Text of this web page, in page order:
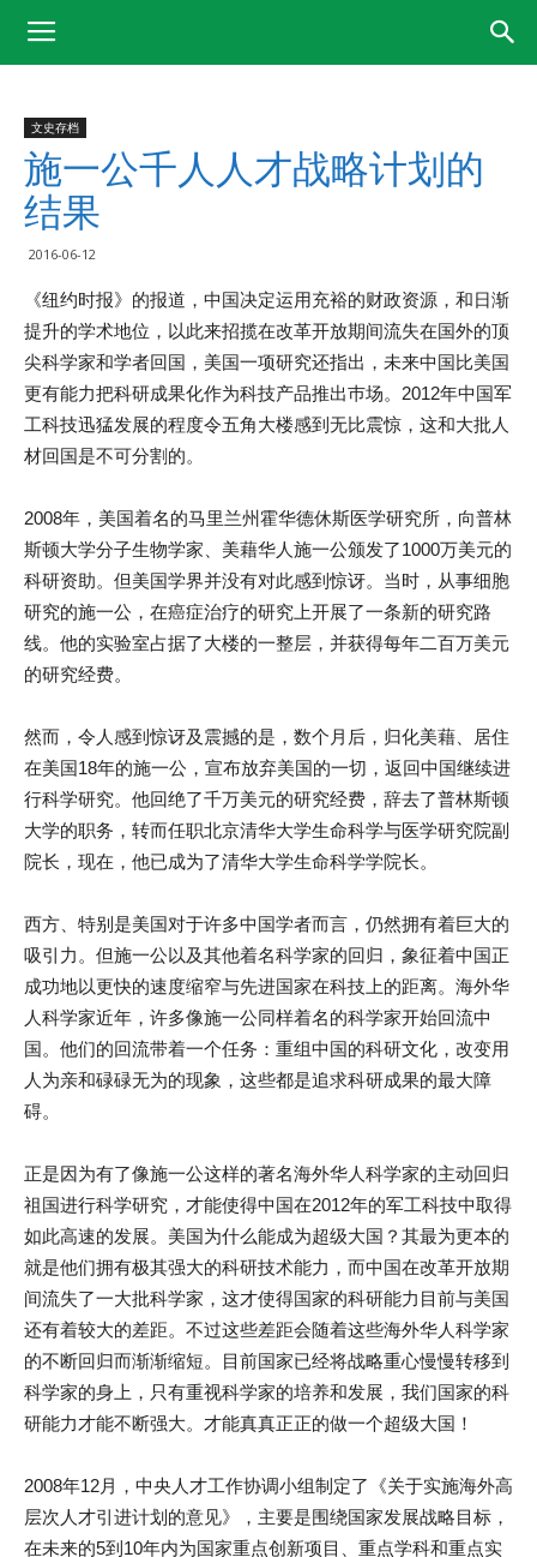
文史存档
施一公千人人才战略计划的
结果
2016-06-12
《纽约时报》的报道，中国决定运用充裕的财政资源，和日渐
提升的学术地位，以此来招揽在改革开放期间流失在国外的顶
尖科学家和学者回国，美国一项研究还指出，未来中国比美国
更有能力把科研成果化作为科技产品推出巿场。2012年中国军
工科技迅猛发展的程度令五角大楼感到无比震惊，这和大批人
材回国是不可分割的。
2008年，美国着名的马里兰州霍华德休斯医学研究所，向普林
斯顿大学分子生物学家、美藉华人施一公颁发了1000万美元的
科研资助。但美国学界并没有对此感到惊讶。当时，从事细胞
研究的施一公，在癌症治疗的研究上开展了一条新的研究路
线。他的实验室占据了大楼的一整层，并获得每年二百万美元
的研究经费。
然而，令人感到惊讶及震撼的是，数个月后，归化美藉、居住
在美国18年的施一公，宣布放弃美国的一切，返回中国继续进
行科学研究。他回绝了千万美元的研究经费，辞去了普林斯顿
大学的职务，转而任职北京清华大学生命科学与医学研究院副
院长，现在，他已成为了清华大学生命科学学院长。
西方、特别是美国对于许多中国学者而言，仍然拥有着巨大的
吸引力。但施一公以及其他着名科学家的回归，象征着中国正
成功地以更快的速度缩窄与先进国家在科技上的距离。海外华
人科学家近年，许多像施一公同样着名的科学家开始回流中
国。他们的回流带着一个任务：重组中国的科研文化，改变用
人为亲和碌碌无为的现象，这些都是追求科研成果的最大障
碍。
正是因为有了像施一公这样的著名海外华人科学家的主动回归
祖国进行科学研究，才能使得中国在2012年的军工科技中取得
如此高速的发展。美国为什么能成为超级大国？其最为更本的
就是他们拥有极其强大的科研技术能力，而中国在改革开放期
间流失了一大批科学家，这才使得国家的科研能力目前与美国
还有着较大的差距。不过这些差距会随着这些海外华人科学家
的不断回归而渐渐缩短。目前国家已经将战略重心慢慢转移到
科学家的身上，只有重视科学家的培养和发展，我们国家的科
研能力才能不断强大。才能真真正正的做一个超级大国！
2008年12月，中央人才工作协调小组制定了《关于实施海外高
层次人才引进计划的意见》，主要是围绕国家发展战略目标，
在未来的5到10年内为国家重点创新项目、重点学科和重点实